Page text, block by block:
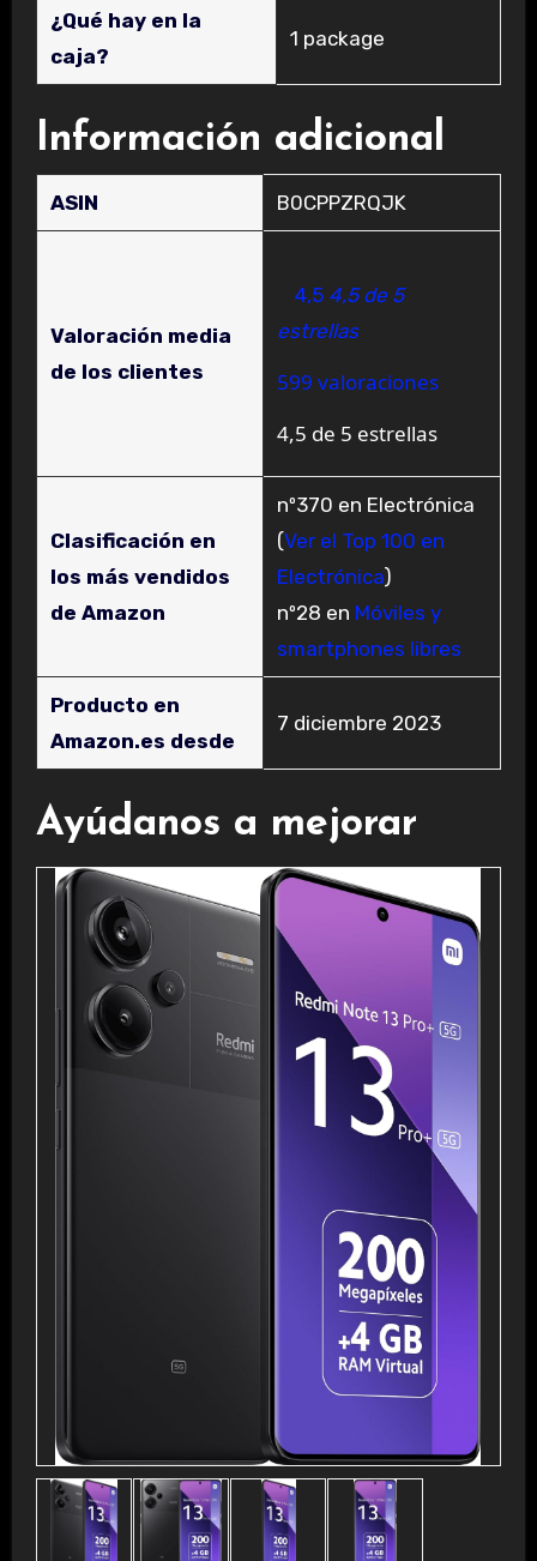
¿Qué hay en la
caja?
‎1 package
Información adicional
ASIN B0CPPZRQJK
Valoración media
de los clientes
4,5 4,5 de 5
estrellas
599 valoraciones
4,5 de 5 estrellas
Clasificación en
los más vendidos
de Amazon
nº370 en Electrónica
(Ver el Top 100 en
Electrónica)
nº28 en Móviles y
smartphones libres
Producto en
Amazon.es desde
7 diciembre 2023
Ayúdanos a mejorar